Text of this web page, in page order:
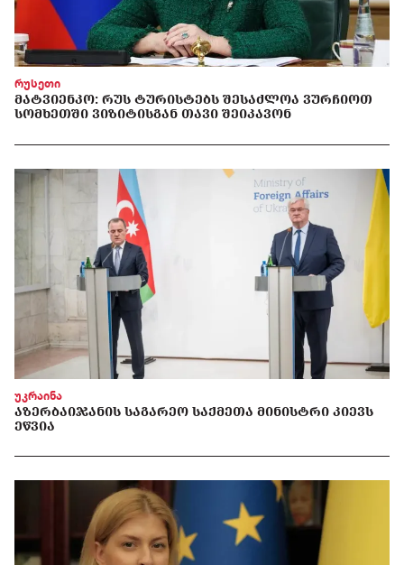
რუსეთი
ᲛᲐᲢᲕᲘᲔᲜᲙᲝ: ᲠᲣᲡ ᲢᲣᲠᲘᲡᲢᲔᲑᲡ ᲨᲔᲡᲐᲫᲚᲝᲐ ᲕᲣᲠᲩᲘᲝᲗ
ᲡᲝᲛᲮᲔᲗᲨᲘ ᲕᲘᲖᲘᲢᲘᲡᲒᲐᲜ ᲗᲐᲕᲘ ᲨᲔᲘᲙᲐᲕᲝᲜ
უკრაინა
ᲐᲖᲔᲠᲑᲐᲘᲯᲐᲜᲘᲡ ᲡᲐᲒᲐᲠᲔᲝ ᲡᲐᲥᲛᲔᲗᲐ ᲛᲘᲜᲘᲡᲢᲠᲘ ᲙᲘᲔᲕᲡ
ᲔᲬᲕᲘᲐ